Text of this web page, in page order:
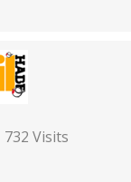
Visits